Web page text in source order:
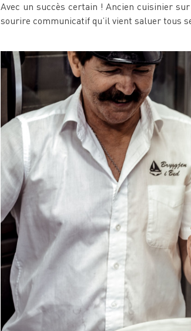
Avec un succès certain ! Ancien cuisinier
sourire communicatif qu’il vient saluer tous